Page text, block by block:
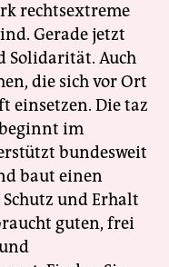
rechtsextreme
Gerade jetzt
Solidarität. Auch
die sich vor Ort
einsetzen. Die taz
im
bundesweit
baut einen
und Erhalt
guten, frei